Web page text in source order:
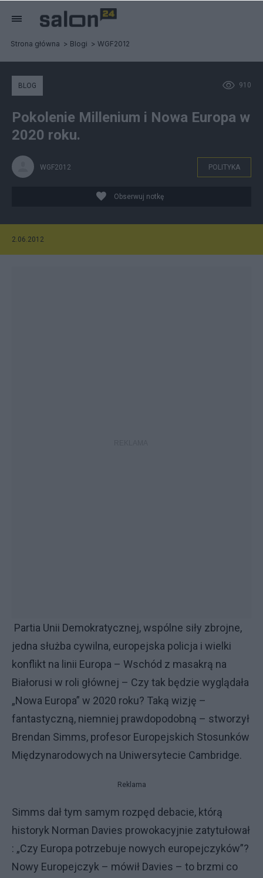
Strona główna Blogi WGF2012
910
BLOG
Pokolenie Millenium i Nowa Europa w
2020 roku.
WGF2012 POLITYKA
Obserwuj notkę
2.06.2012
Partia Unii Demokratycznej, wspólne siły zbrojne,
jedna służba cywilna, europejska policja i wielki
konflikt na linii Europa – Wschód z masakrą na
Białorusi w roli głównej – Czy tak będzie wyglądała
„Nowa Europa” w 2020 roku? Taką wizję –
fantastyczną, niemniej prawdopodobną – stworzył
Brendan Simms, profesor Europejskich Stosunków
Międzynarodowych na Uniwersytecie Cambridge.
Reklama
Simms dał tym samym rozpęd debacie, którą
historyk Norman Davies prowokacyjnie zatytułował
: „Czy Europa potrzebuje nowych europejczyków”?
Nowy Europejczyk – mówił Davies – to brzmi co